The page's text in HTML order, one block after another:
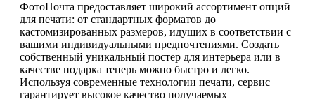
ФотоПочта предоставляет широкий ассортимент опций
для печати: от стандартных форматов до
кастомизированных размеров, идущих в соответствии с
вашими индивидуальными предпочтениями. Создать
собственный уникальный постер для интерьера или в
качестве подарка теперь можно быстро и легко.
Используя современные технологии печати, сервис
гарантирует высокое качество получаемых